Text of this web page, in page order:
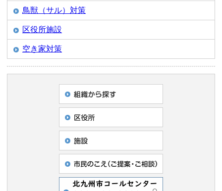
鳥獣（サル）対策
区役所施設
空き家対策